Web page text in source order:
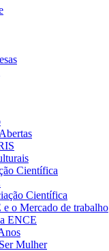
Científica
Científica
o Mercado de trabalho
ENCE
Mulher